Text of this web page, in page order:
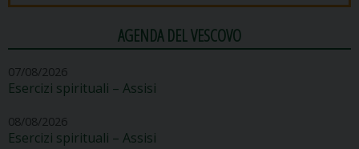
AGENDA DEL VESCOVO
07/08/2026
Esercizi spirituali – Assisi
08/08/2026
Esercizi spirituali – Assisi